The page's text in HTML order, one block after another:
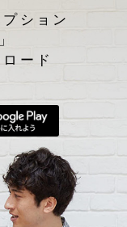
ション
ード
ウンロード